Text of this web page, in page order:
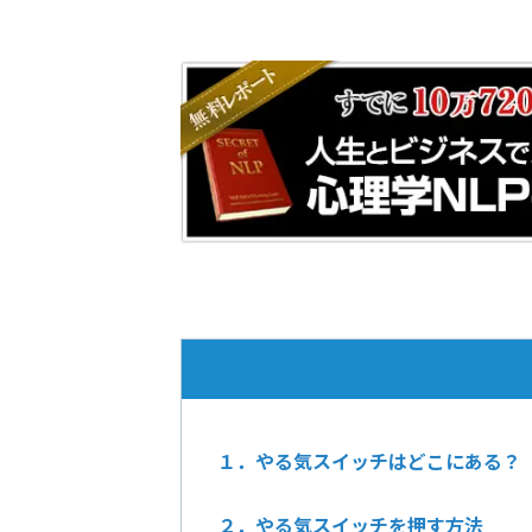
１．やる気スイッチはどこにある？
２．やる気スイッチを押す方法